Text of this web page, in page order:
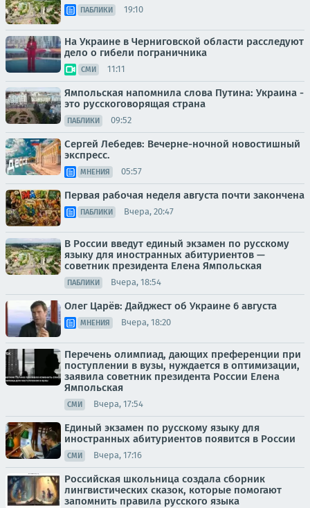
ПАБЛИКИ 19:10
На Украине в Черниговской области расследуют
дело о гибели пограничника
СМИ 11:11
Ямпольская напомнила слова Путина: Украина -
это русскоговорящая страна
ПАБЛИКИ 09:52
Сергей Лебедев: Вечерне-ночной новостишный
экспресс.
МНЕНИЯ 05:57
Первая рабочая неделя августа почти закончена
ПАБЛИКИ Вчера, 20:47
В России введут единый экзамен по русскому
языку для иностранных абитуриентов —
советник президента Елена Ямпольская
ПАБЛИКИ Вчера, 18:54
Олег Царёв: Дайджест об Украине 6 августа
МНЕНИЯ Вчера, 18:20
Перечень олимпиад, дающих преференции при
поступлении в вузы, нуждается в оптимизации,
заявила советник президента России Елена
Ямпольская
СМИ Вчера, 17:54
Единый экзамен по русскому языку для
иностранных абитуриентов появится в России
СМИ Вчера, 17:16
Российская школьница создала сборник
лингвистических сказок, которые помогают
запомнить правила русского языка